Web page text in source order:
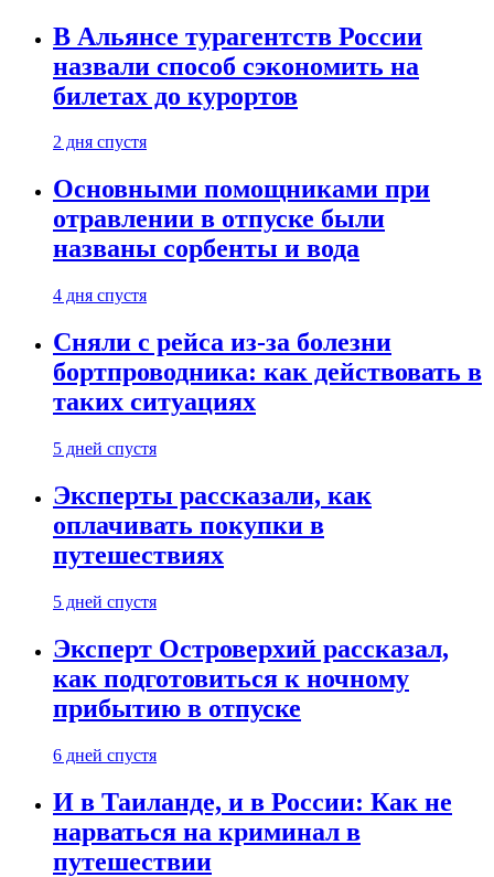
В Альянсе турагентств России
назвали способ сэкономить на
билетах до курортов
2 дня спустя
Основными помощниками при
отравлении в отпуске были
названы сорбенты и вода
4 дня спустя
Сняли с рейса из-за болезни
бортпроводника: как действовать в
таких ситуациях
5 дней спустя
Эксперты рассказали, как
оплачивать покупки в
путешествиях
5 дней спустя
Эксперт Островерхий рассказал,
как подготовиться к ночному
прибытию в отпуске
6 дней спустя
И в Таиланде, и в России: Как не
нарваться на криминал в
путешествии